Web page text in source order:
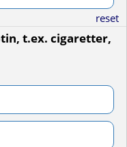
reset
t.ex. cigaretter,